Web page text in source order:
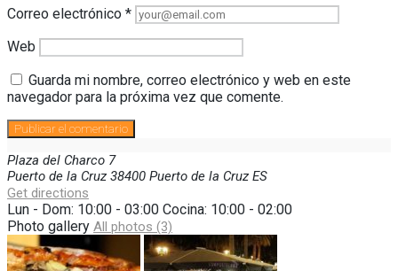
Correo electrónico *
Web
Guarda mi nombre, correo electrónico y web en este
navegador para la próxima vez que comente.
Plaza del Charco 7
Puerto de la Cruz 38400 Puerto de la Cruz ES
Get directions
Lun - Dom: 10:00 - 03:00 Cocina: 10:00 - 02:00
Photo gallery All photos (3)